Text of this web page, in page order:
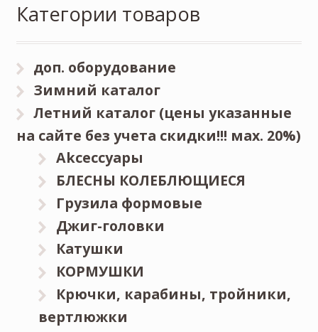
Категории товаров
доп. оборудование
Зимний каталог
Летний каталог (цены указанные
на сайте без учета скидки!!! мах. 20%)
Akceccyapы
БЛЕСНЫ КОЛЕБЛЮЩИЕСЯ
Грузила формовые
Джиг-головки
Катушки
КОРМУШКИ
Крючки, карабины, тройники,
вертлюжки